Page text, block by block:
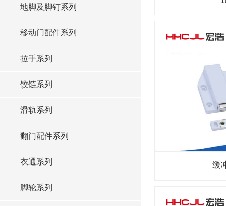
地脚及脚钉系列
移动门配件系列
拉手系列
铰链系列
滑轨系列
翻门配件系列
衣通系列
脚轮系列
缓